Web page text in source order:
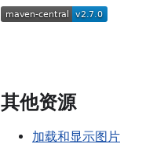
其他资源
加载和显示图片